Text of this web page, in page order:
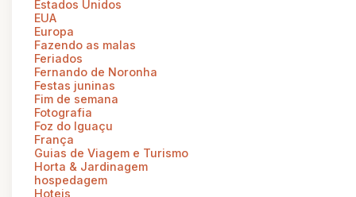
Estados Unidos
EUA
Europa
Fazendo as malas
Feriados
Fernando de Noronha
Festas juninas
Fim de semana
Fotografia
Foz do Iguaçu
França
Guias de Viagem e Turismo
Horta & Jardinagem
hospedagem
Hoteis